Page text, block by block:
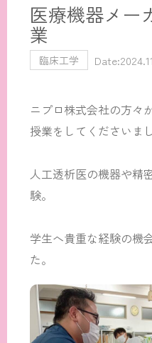
医療機器メー
業
臨床工学
ニプロ株式会社の方々
授業をしてくださいま
人工透析医の機器や精
験。
学生へ貴重な経験の機
た。